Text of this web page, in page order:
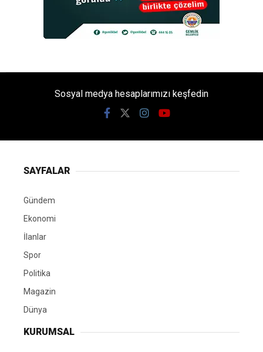
Sosyal medya hesaplarımızı keşfedin
SAYFALAR
Gündem
Ekonomi
İlanlar
Spor
Politika
Magazin
Dünya
KURUMSAL